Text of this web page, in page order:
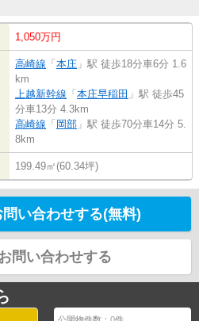
1,050万円
高崎線 「 本庄 」駅 徒歩18分車6分 1.6
km
上越新幹線 「 本庄早稲田 」駅 徒歩45
分車13分 4.3km
高崎線 「 岡部 」駅 徒歩70分車14分 5.
8km
199.49㎡(60.34坪)
問い合わせする(無料)
問い合わせする